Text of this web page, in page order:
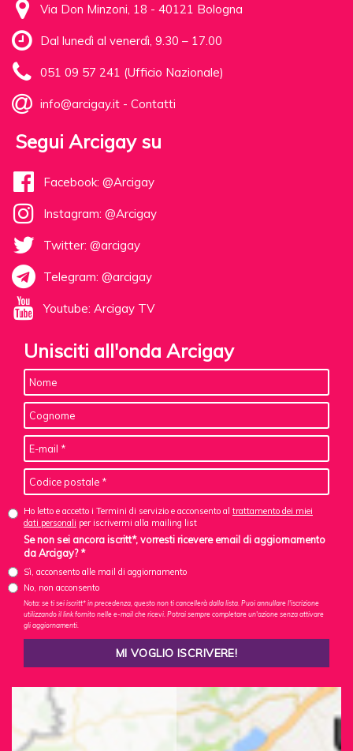
Via Don Minzoni, 18 - 40121 Bologna
Dal lunedì al venerdì, 9.30 – 17.00
051 09 57 241 (Ufficio Nazionale)
info@arcigay.it - Contatti
Segui Arcigay su
Facebook: @Arcigay
Instagram: @Arcigay
Twitter: @arcigay
Telegram: @arcigay
Youtube: Arcigay TV
Unisciti all'onda Arcigay
Ho letto e accetto i Termini di servizio e acconsento al trattamento dei miei
dati personali per iscrivermi alla mailing list
Se non sei ancora iscritt*, vorresti ricevere email di aggiornamento
da Arcigay? *
Sì, acconsento alle mail di aggiornamento
No, non acconsento
Nota: se ti sei iscritt* in precedenza, questo non ti cancellerà dalla lista. Puoi annullare l'iscrizione
utilizzando il link fornito nelle e-mail che ricevi. Potrai sempre completare un'azione senza attivare
gli aggiornamenti.